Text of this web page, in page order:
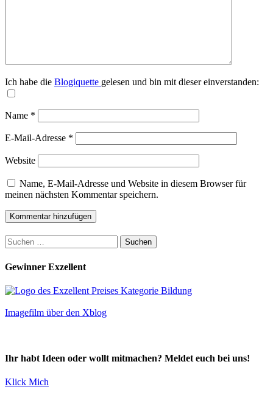
Ich habe die Blogiquette gelesen und bin mit dieser einverstanden:
Name *
E-Mail-Adresse *
Website
Name, E-Mail-Adresse und Website in diesem Browser für
meinen nächsten Kommentar speichern.
Suchen
nach:
Gewinner Exzellent
Imagefilm über den Xblog
Ihr habt Ideen oder wollt mitmachen? Meldet euch bei uns!
Klick Mich